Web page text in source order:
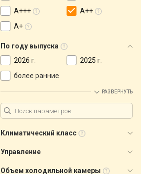
A+++
A++
A+
По году выпуска
2026 г.
2025 г.
более ранние
РАЗВЕРНУТЬ
Климатический класс
Управление
Объем холодильной камеры